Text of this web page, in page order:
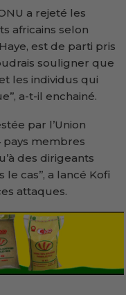
a rejeté les
africains selon
est de parti pris
souligner que
les individus qui
a-t-il enchainé.
par l’Union
pays membres
des dirigeants
le cas’’, a lancé Kofi
attaques.